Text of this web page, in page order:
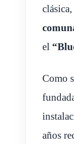
el
Como
años